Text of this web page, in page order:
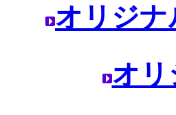
オリジ
オリ